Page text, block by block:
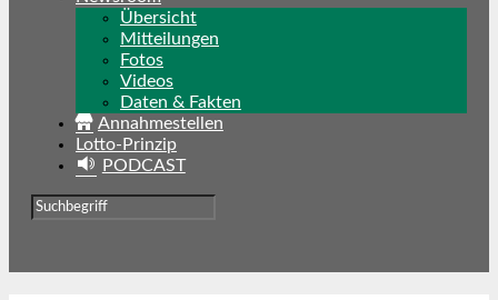
Übersicht
Mitteilungen
Fotos
Videos
Daten & Fakten
Annahmestellen
Lotto-Prinzip
PODCAST